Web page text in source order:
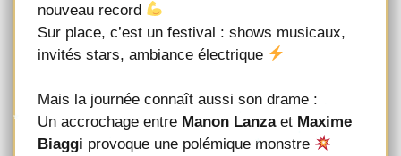
nouveau record
Sur place, c’est un festival : shows musicaux,
invités stars, ambiance électrique
Mais la journée connaît aussi son drame :
Un accrochage entre Manon Lanzaet Maxime
Biaggi provoque une polémique monstre